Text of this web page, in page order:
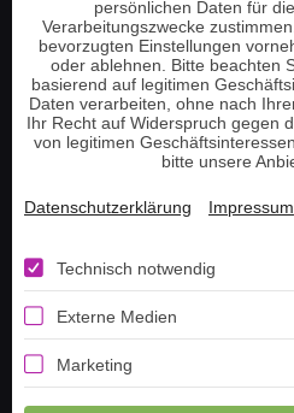
Spirit TV –
und
Folge
persönlichen Daten für
Verarbeitungszwecke
bevorzugten Einstellungen
oder ablehnen. Bitte beachten
basierend auf legitimen
Daten verarbeiten, ohne nach
Ihr Recht auf Widerspruch gegen
von legitimen
bitte unsere
Datenschutzerklärung Impressum
Technisch notwendig
Externe Medien
Marketing